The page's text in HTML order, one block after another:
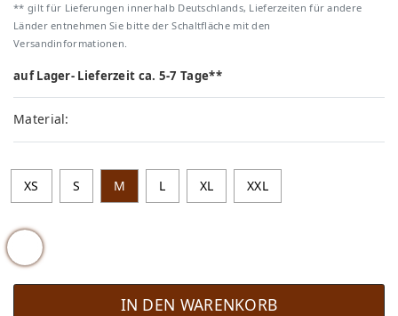
** gilt für Lieferungen innerhalb Deutschlands, Lieferzeiten für andere
Länder entnehmen Sie bitte der Schaltfläche mit den
Versandinformationen.
auf Lager- Lieferzeit ca. 5-7 Tage**
Material:
XS S M L XL XXL
IN DEN WARENKORB